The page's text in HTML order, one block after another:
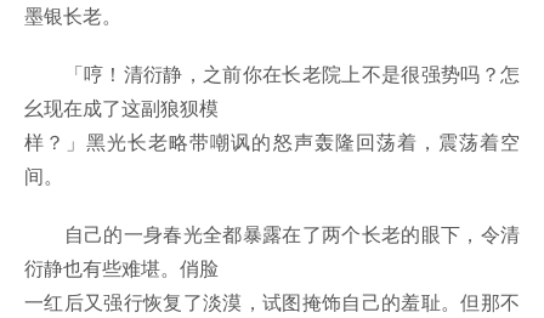
墨银长老。
「哼！清衍静，之前你在长老院上不是很强势吗？怎
幺现在成了这副狼狈模
样？」黑光长老略带嘲讽的怒声轰隆回荡着，震荡着空
间。
自己的一身春光全都暴露在了两个长老的眼下，令清
衍静也有些难堪。俏脸
一红后又强行恢复了淡漠，试图掩饰自己的羞耻。但那不